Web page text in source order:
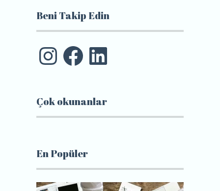
Beni Takip Edin
InstagramFacebookLinkedIn
Çok okunanlar
En Popüler